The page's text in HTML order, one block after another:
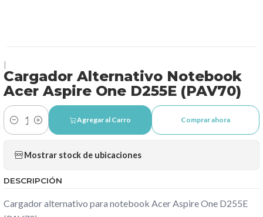
Cargador Alternativo Notebook
Acer Aspire One D255E (PAV70)
Cantidad
Agregar al Carro Comprar ahora
Mostrar stock de ubicaciones
DESCRIPCIÓN
Cargador alternativo para notebook Acer Aspire One D255E